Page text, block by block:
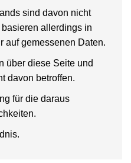
sind davon nicht
allerdings in
auf gemessenen Daten.
über diese Seite und
davon betroffen.
für die daraus